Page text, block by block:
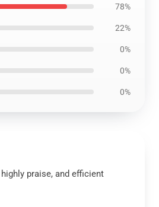
78%
22%
0%
0%
0%
praise, and efficient